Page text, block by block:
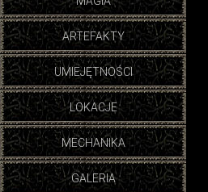
ARTEFAKTY
UMIEJĘTNOŚCI
LOKACJE
MECHANIKA
GALERIA